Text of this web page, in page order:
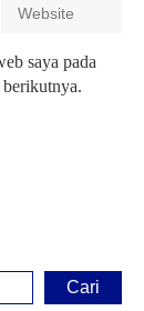
saya pada
Cari